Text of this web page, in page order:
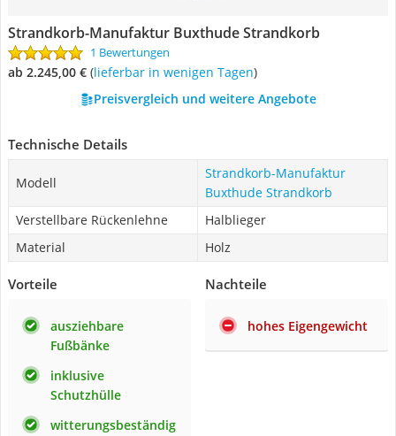
Strandkorb-Manufaktur Buxthude Strandkorb
1 Bewertungen
ab 2.245,00 € ( Lieferbar in wenigen Tagen)
Preisvergleich und weitere Angebote
Technische Details
Modell
Strandkorb-Manufaktur
Buxthude Strandkorb
Verstellbare Rückenlehne
Halblieger
Material
Holz
Vorteile
ausziehbare
Fußbänke
inklusive
Schutzhülle
witterungsbeständig
Nachteile
hohes Eigengewicht